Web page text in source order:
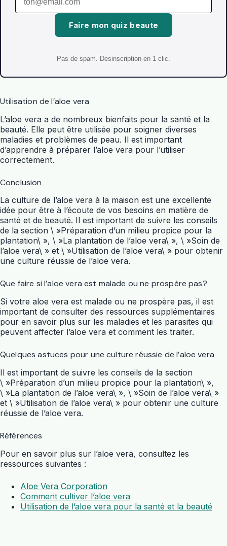
Faire mon quiz beaute
Pas de spam. Desinscription en 1 clic.
Utilisation de l’aloe vera
L’aloe vera a de nombreux bienfaits pour la santé et la
beauté. Elle peut être utilisée pour soigner diverses
maladies et problèmes de peau. Il est important
d’apprendre à préparer l’aloe vera pour l’utiliser
correctement.
Conclusion
La culture de l’aloe vera à la maison est une excellente
idée pour être à l’écoute de vos besoins en matière de
santé et de beauté. Il est important de suivre les conseils
de la section \ »Préparation d’un milieu propice pour la
plantation\ », \ »La plantation de l’aloe vera\ », \ »Soin de
l’aloe vera\ » et \ »Utilisation de l’aloe vera\ » pour obtenir
une culture réussie de l’aloe vera.
Que faire si l’aloe vera est malade ou ne prospère pas?
Si votre aloe vera est malade ou ne prospère pas, il est
important de consulter des ressources supplémentaires
pour en savoir plus sur les maladies et les parasites qui
peuvent affecter l’aloe vera et comment les traiter.
Quelques astuces pour une culture réussie de l’aloe vera
Il est important de suivre les conseils de la section
\ »Préparation d’un milieu propice pour la plantation\ »,
\ »La plantation de l’aloe vera\ », \ »Soin de l’aloe vera\ »
et \ »Utilisation de l’aloe vera\ » pour obtenir une culture
réussie de l’aloe vera.
Références
Pour en savoir plus sur l’aloe vera, consultez les
ressources suivantes :
Aloe Vera Corporation
Comment cultiver l’aloe vera
Utilisation de l’aloe vera pour la santé et la beauté